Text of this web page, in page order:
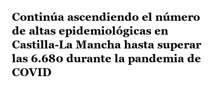
Continúa ascendiendo el número
de altas epidemiológicas en
Castilla-La Mancha hasta superar
las 6.680 durante la pandemia de
COVID